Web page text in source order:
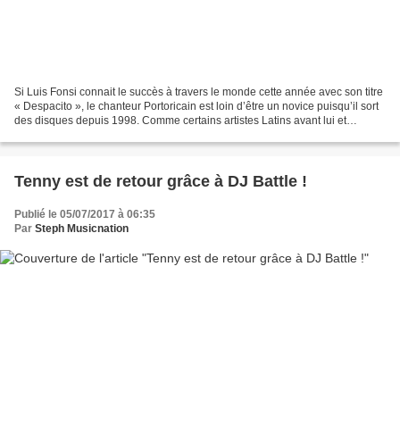
Si Luis Fonsi connait le succès à travers le monde cette année avec son titre
« Despacito », le chanteur Portoricain est loin d’être un novice puisqu’il sort
des disques depuis 1998. Comme certains artistes Latins avant lui et
Tenny est de retour grâce à DJ Battle !
Publié le 05/07/2017 à 06:35
Par Steph Musicnation